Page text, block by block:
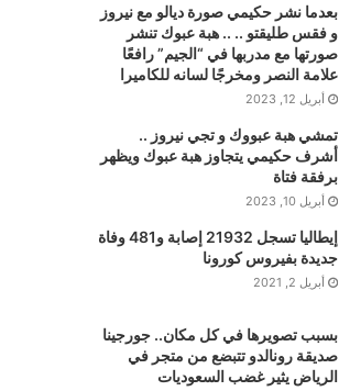
بعدما نشر حكيمي صورة ديالو مع نيروز
و فقس طليقتو .. .. هبة عبوك تنشر
صورتها مع مدربها في “الجيم” رافعًا
علامة النصر ومخرجًا لسانه للكاميرا
أبريل 12, 2023
تمشي هبة عبووك و تجي نيروز ..
أشرف حكيمي يتجاوز هبة عبوك ويظهر
برفقة فتاة
أبريل 10, 2023
إيطاليا تسجل 21932 إصابة و481 وفاة
جديدة بفيروس كورونا
أبريل 2, 2021
بسبب تصويرها في كل مكان.. جورجينا
صديقة رونالدو تتبضع من متجر في
الرياض يثير غضب السعوديات